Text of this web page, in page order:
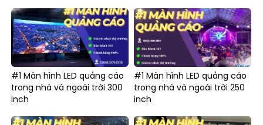
#1 Màn hình LED quảng cáo
trong nhà và ngoài trời 300
inch
#1 Màn hình LED quảng cáo
trong nhà và ngoài trời 250
inch